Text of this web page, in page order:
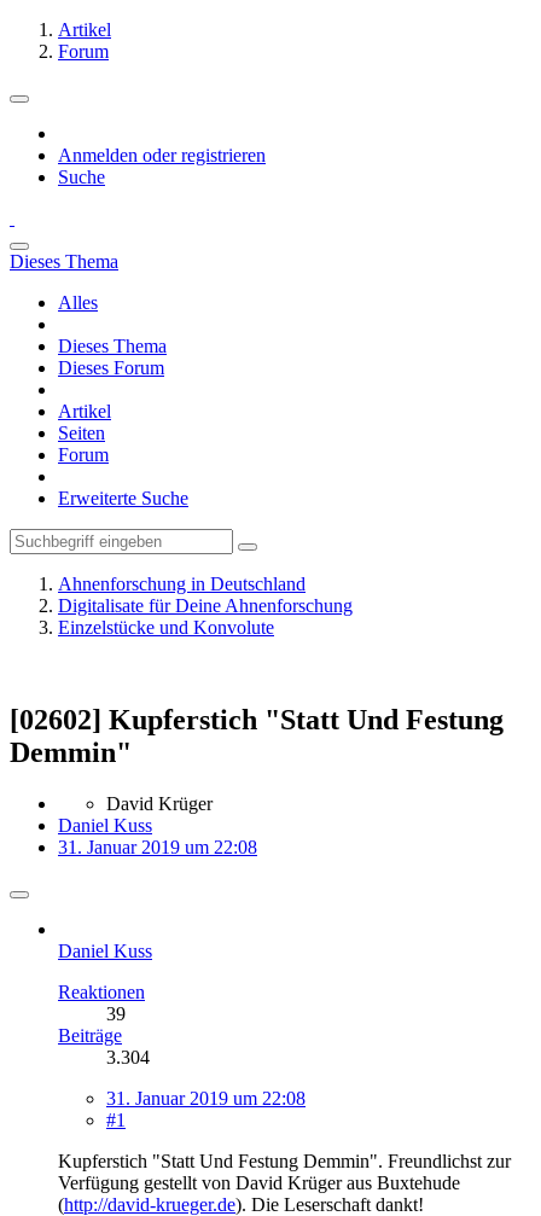
Artikel
Forum
Anmelden oder registrieren
Suche
Dieses Thema
Alles
Dieses Thema
Dieses Forum
Artikel
Seiten
Forum
Erweiterte Suche
Ahnenforschung in Deutschland
Digitalisate für Deine Ahnenforschung
Einzelstücke und Konvolute
[02602] Kupferstich "Statt Und Festung
Demmin"
David Krüger
Daniel Kuss
31. Januar 2019 um 22:08
Daniel Kuss
Reaktionen
39
Beiträge
3.304
31. Januar 2019 um 22:08
#1
Kupferstich "Statt Und Festung Demmin". Freundlichst zur
Verfügung gestellt von David Krüger aus Buxtehude
(http://david-krueger.de). Die Leserschaft dankt!